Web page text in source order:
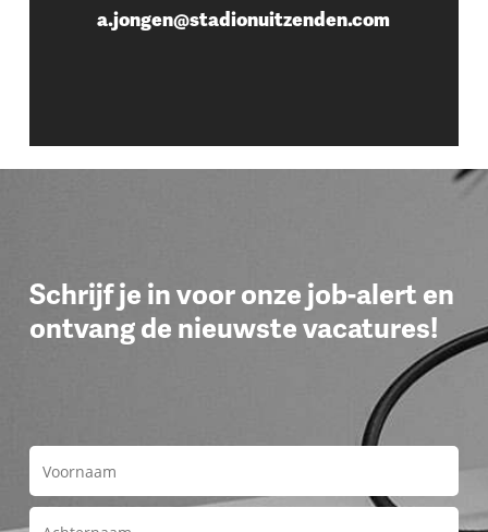
a.jongen@stadionuitzenden.com
Schrijf je in voor onze job-alert en
ontvang de nieuwste vacatures!